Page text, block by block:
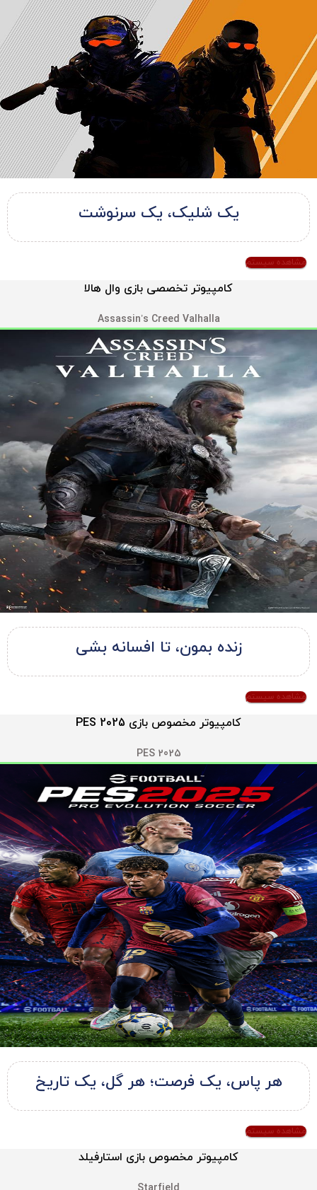
یک شلیک، یک سرنوشت
مشاهده سیستم
کامپیوتر تخصصی بازی وال هالا
Assassin’s Creed Valhalla
زنده بمون، تا افسانه بشی
مشاهده سیستم
کامپیوتر مخصوص بازی PES 2025
PES 2025
هر پاس، یک فرصت؛ هر گل، یک تاریخ
مشاهده سیستم
کامپیوتر مخصوص بازی استارفیلد